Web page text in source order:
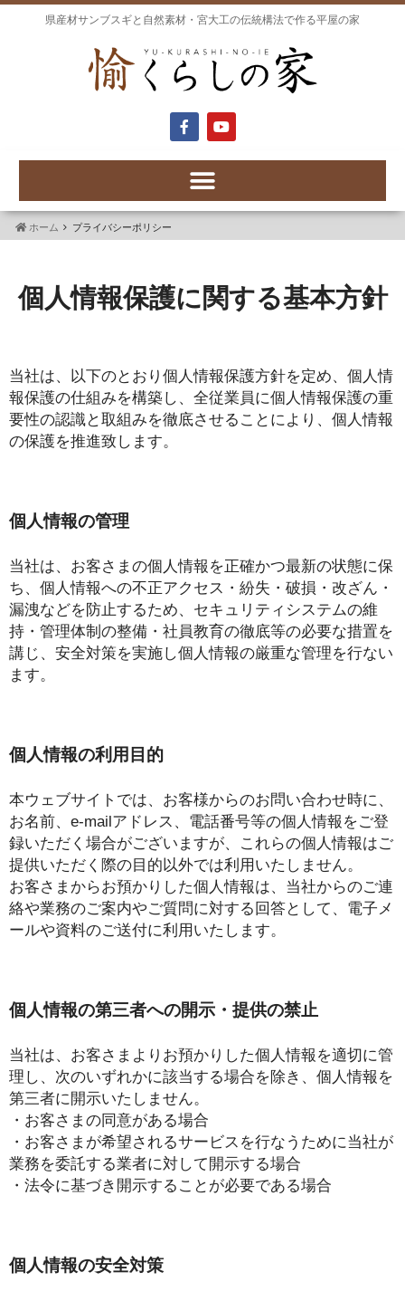
県産材サンブスギと自然素材・宮大工の伝統構法で作る平屋の家
ホーム プライバシーポリシー
個人情報保護に関する基本方針
当社は、以下のとおり個人情報保護方針を定め、個人情
報保護の仕組みを構築し、全従業員に個人情報保護の重
要性の認識と取組みを徹底させることにより、個人情報
の保護を推進致します。
個人情報の管理
当社は、お客さまの個人情報を正確かつ最新の状態に保
ち、個人情報への不正アクセス・紛失・破損・改ざん・
漏洩などを防止するため、セキュリティシステムの維
持・管理体制の整備・社員教育の徹底等の必要な措置を
講じ、安全対策を実施し個人情報の厳重な管理を行ない
ます。
個人情報の利用目的
本ウェブサイトでは、お客様からのお問い合わせ時に、
お名前、e-mailアドレス、電話番号等の個人情報をご登
録いただく場合がございますが、これらの個人情報はご
提供いただく際の目的以外では利用いたしません。
お客さまからお預かりした個人情報は、当社からのご連
絡や業務のご案内やご質問に対する回答として、電子メ
ールや資料のご送付に利用いたします。
個人情報の第三者への開示・提供の禁止
当社は、お客さまよりお預かりした個人情報を適切に管
理し、次のいずれかに該当する場合を除き、個人情報を
第三者に開示いたしません。
・お客さまの同意がある場合
・お客さまが希望されるサービスを行なうために当社が
業務を委託する業者に対して開示する場合
・法令に基づき開示することが必要である場合
個人情報の安全対策